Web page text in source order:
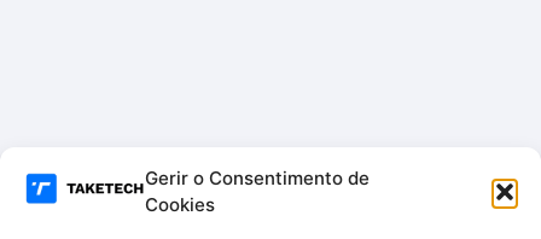
Gerir o Consentimento de
Cookies